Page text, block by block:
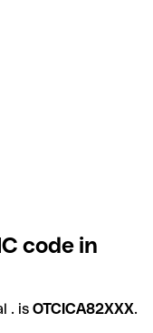
code in
. is OTCICA82XXX.